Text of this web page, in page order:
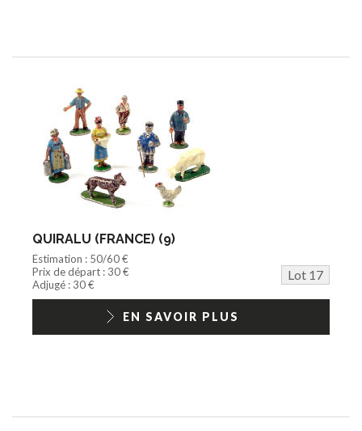
QUIRALU (FRANCE) (9)
Estimation : 50/60 €
Prix de départ : 30 €
Lot 17
Adjugé : 30 €
EN SAVOIR PLUS